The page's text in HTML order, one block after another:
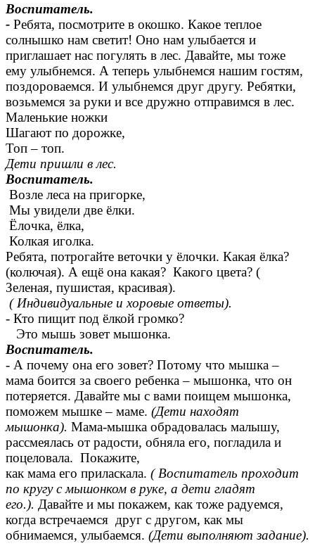
Воспитатель.
- Ребята, посмотрите в окошко. Какое теплое
солнышко нам светит! Оно нам улыбается и
приглашает нас погулять в лес. Давайте, мы тоже
ему улыбнемся. А теперь улыбнемся нашим гостям,
поздороваемся. И улыбнемся друг другу. Ребятки,
возьмемся за руки и все дружно отправимся в лес.
Маленькие ножки
Шагают по дорожке,
Топ – топ.
Дети пришли в лес.
Воспитатель.
Возле леса на пригорке,
Мы увидели две ёлки.
Ёлочка, ёлка,
Колкая иголка.
Ребята, потрогайте веточки у ёлочки. Какая ёлка?
(колючая). А ещё она какая? Какого цвета? (
Зеленая, пушистая, красивая).
( Индивидуальные и хоровые ответы).
- Кто пищит под ёлкой громко?
Это мышь зовет мышонка.
Воспитатель.
- А почему она его зовет? Потому что мышка –
мама боится за своего ребенка – мышонка, что он
потеряется. Давайте мы с вами поищем мышонка,
поможем мышке – маме. (Дети находят
мышонка). Мама-мышка обрадовалась малышу,
рассмеялась от радости, обняла его, погладила и
поцеловала. Покажите,
как мама его приласкала. ( Воспитатель проходит
по кругу с мышонком в руке, а дети гладят
его.). Давайте и мы покажем, как тоже радуемся,
когда встречаемся друг с другом, как мы
обнимаемся, улыбаемся. (Дети выполняют задание).